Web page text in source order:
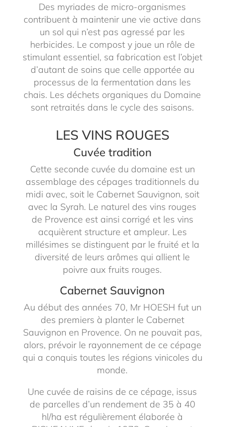
Des myriades de micro-organismes
contribuent à maintenir une vie active dans
un sol qui n’est pas agressé par les
herbicides. Le compost y joue un rôle de
stimulant essentiel, sa fabrication est l’objet
d’autant de soins que celle apportée au
processus de la fermentation dans les
chais. Les déchets organiques du Domaine
sont retraités dans le cycle des saisons.
LES VINS ROUGES
Cuvée tradition
Cette seconde cuvée du domaine est un
assemblage des cépages traditionnels du
midi avec, soit le Cabernet Sauvignon, soit
avec la Syrah. Le naturel des vins rouges
de Provence est ainsi corrigé et les vins
acquièrent structure et ampleur. Les
millésimes se distinguent par le fruité et la
diversité de leurs arômes qui allient le
poivre aux fruits rouges.
Cabernet Sauvignon
Au début des années 70, Mr HOESH fut un
des premiers à planter le Cabernet
Sauvignon en Provence. On ne pouvait pas,
alors, prévoir le rayonnement de ce cépage
qui a conquis toutes les régions vinicoles du
monde.
Une cuvée de raisins de ce cépage, issus
de parcelles d’un rendement de 35 à 40
hl/ha est régulièrement élaborée à